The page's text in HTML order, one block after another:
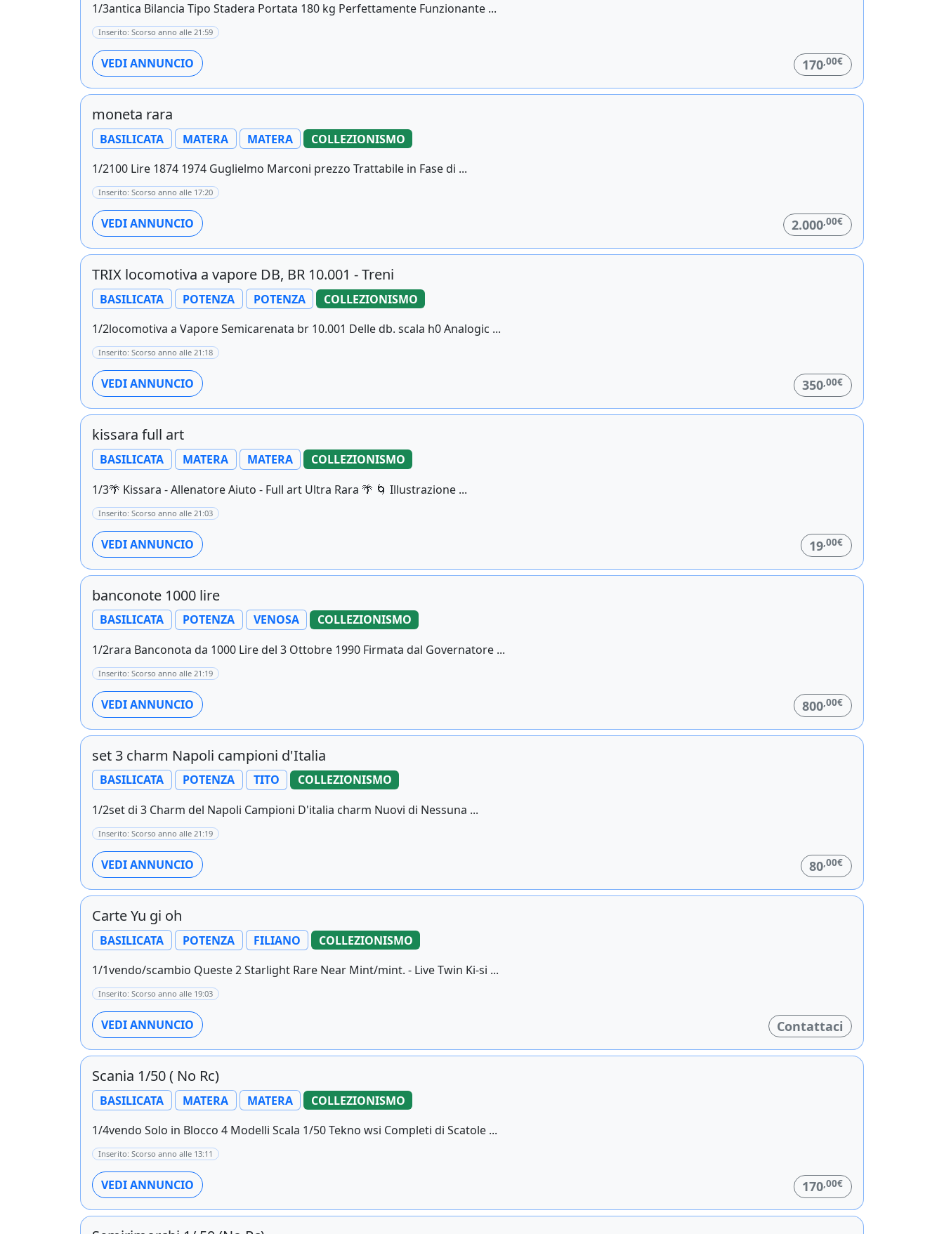
1/3antica Bilancia Tipo Stadera Portata 180 kg Perfettamente Funzionante ...
Inserito: Scorso anno alle 21:59
VEDI ANNUNCIO 170,00€
moneta rara
BASILICATA MATERA MATERA
COLLEZIONISMO
1/2100 Lire 1874 1974 Guglielmo Marconi prezzo Trattabile in Fase di ...
Inserito: Scorso anno alle 17:20
VEDI ANNUNCIO 2.000,00€
TRIX locomotiva a vapore DB, BR 10.001 - Treni
BASILICATA POTENZA POTENZA
COLLEZIONISMO
1/2locomotiva a Vapore Semicarenata br 10.001 Delle db. scala h0 Analogic ...
Inserito: Scorso anno alle 21:18
VEDI ANNUNCIO 350 ,00€
kissara full art
BASILICATA MATERA MATERA
COLLEZIONISMO
1/3🌴 Kissara - Allenatore Aiuto - Full art Ultra Rara 🌴 🌀 Illustrazione ...
Inserito: Scorso anno alle 21:03
VEDI ANNUNCIO 19,00€
banconote 1000 lire
BASILICATA POTENZA VENOSA
COLLEZIONISMO
1/2rara Banconota da 1000 Lire del 3 Ottobre 1990 Firmata dal Governatore ...
Inserito: Scorso anno alle 21:19
VEDI ANNUNCIO 800,00€
set 3 charm Napoli campioni d'Italia
BASILICATA POTENZA TITO
COLLEZIONISMO
1/2set di 3 Charm del Napoli Campioni D'italia charm Nuovi di Nessuna ...
Inserito: Scorso anno alle 21:19
VEDI ANNUNCIO 80,00€
Carte Yu gi oh
BASILICATA POTENZA FILIANO
COLLEZIONISMO
1/1vendo/scambio Queste 2 Starlight Rare Near Mint/mint. - Live Twin Ki-si ...
Inserito: Scorso anno alle 19:03
VEDI ANNUNCIO Contattaci
Scania 1/50 ( No Rc)
BASILICATA MATERA MATERA
COLLEZIONISMO
1/4vendo Solo in Blocco 4 Modelli Scala 1/50 Tekno wsi Completi di Scatole ...
Inserito: Scorso anno alle 13:11
VEDI ANNUNCIO 170 ,00€